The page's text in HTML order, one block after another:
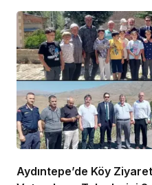
Aydıntepe’de Köy